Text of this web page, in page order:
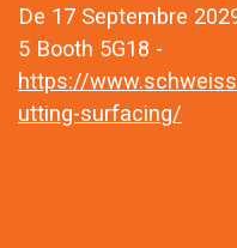
De 17 Septembre
5 Booth 5G18 -
https://
utting-surfacing/